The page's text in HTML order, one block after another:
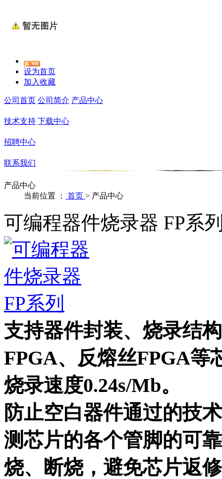
设为首页
加入收藏
公司首页 公司简介 产品中心
技术支持 下载中心
招聘中心
联系我们
产品中心
当前位置 ：
首页 > 产品中心
可编程器件烧录器 FP系
支持器件封装、烧录结
FPGA、反熔丝FPGA等
烧录速度0.24s/Mb。
防止空白器件通过的技
测芯片的各个管脚的可
烧、断烧，避免芯片返